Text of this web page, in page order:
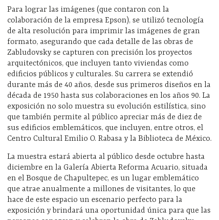
Para lograr las imágenes (que contaron con la
colaboración de la empresa Epson), se utilizó tecnología
de alta resolución para imprimir las imágenes de gran
formato, asegurando que cada detalle de las obras de
Zabludovsky se capturen con precisión los proyectos
arquitectónicos, que incluyen tanto viviendas como
edificios públicos y culturales. Su carrera se extendió
durante más de 40 años, desde sus primeros diseños en la
década de 1950 hasta sus colaboraciones en los años 90. La
exposición no solo muestra su evolución estilística, sino
que también permite al público apreciar más de diez de
sus edificios emblemáticos, que incluyen, entre otros, el
Centro Cultural Emilio O. Rabasa y la Biblioteca de México.
La muestra estará abierta al público desde octubre hasta
diciembre en la Galería Abierta Reforma Acuario, situada
en el Bosque de Chapultepec, es un lugar emblemático
que atrae anualmente a millones de visitantes, lo que
hace de este espacio un escenario perfecto para la
exposición y brindará una oportunidad única para que las